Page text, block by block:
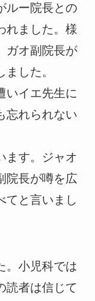
ルー院長との
れました。様
ガオ副院長が
した。
いイエ先生に
忘れられない
ます。ジャオ
院長が噂を広
てと言いまし
。小児科では
読者は信じて